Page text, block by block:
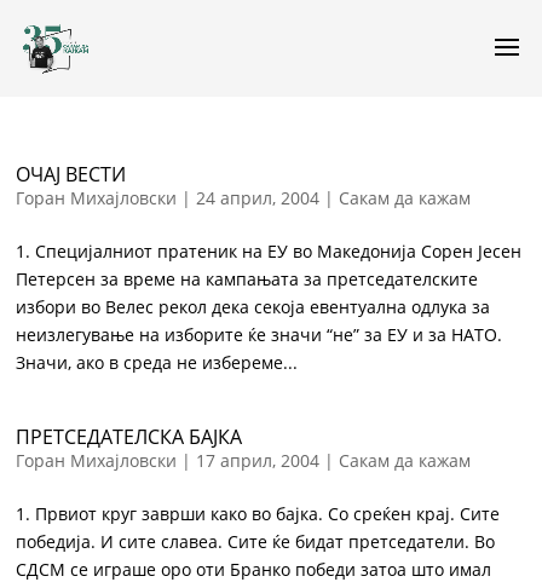
ОЧАЈ ВЕСТИ
Горан Михајловски |24 април, 2004 | Сакам да кажам
1. Специјалниот пратеник на ЕУ во Македонија Сорен Јесен
Петерсен за време на кампањата за претседателските
избори во Велес рекол дека секоја евентуална одлука за
неизлегување на изборите ќе значи “не” за ЕУ и за НАТО.
Значи, ако в среда не избереме...
ПРЕТСЕДАТЕЛСКА БАЈКА
Горан Михајловски | 17 април, 2004 | Сакам да кажам
1. Првиот круг заврши како во бајка. Со среќен крај. Сите
победија. И сите славеа. Сите ќе бидат претседатели. Во
СДСМ се играше оро оти Бранко победи затоа што имал